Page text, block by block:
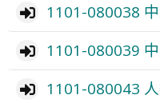
1101-080038
1101-080039
1101-080043